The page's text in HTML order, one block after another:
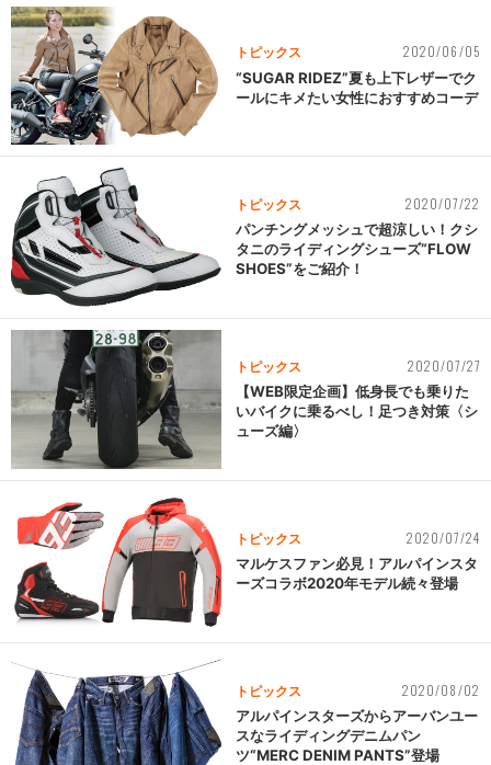
トピックス 2020/06/05
“SUGAR RIDEZ”夏も上下レザーでク
ールにキメたい女性におすすめコーデ
トピックス 2020/07/22
パンチングメッシュで超涼しい！クシ
タニのライディングシューズ“FLOW
SHOES”をご紹介！
トピックス 2020/07/27
【WEB限定企画】低身長でも乗りた
いバイクに乗るべし！足つき対策〈シ
ューズ編〉
トピックス 2020/07/24
マルケスファン必見！アルパインスタ
ーズコラボ2020年モデル続々登場
トピックス 2020/08/02
アルパインスターズからアーバンユー
スなライディングデニムパン
ツ“MERC DENIM PANTS”登場